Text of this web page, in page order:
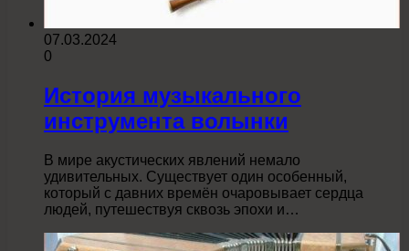
07.03.2024
0
История музыкального
инструмента волынки
В мире акустических явлений немало
удивительных. Существует один особенный,
который с давних времён очаровывает сердца
людей, путешествуя сквозь эпохи и…